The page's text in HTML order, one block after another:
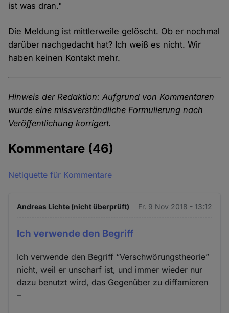
ist was dran."
Die Meldung ist mittlerweile gelöscht. Ob er nochmal
darüber nachgedacht hat? Ich weiß es nicht. Wir
haben keinen Kontakt mehr.
Hinweis der Redaktion: Aufgrund von Kommentaren
wurde eine missverständliche Formulierung nach
Veröffentlichung korrigert.
Kommentare (46)
Netiquette für Kommentare
Andreas Lichte (nicht überprüft) Fr. 9 Nov 2018 - 13:12
Ich verwende den Begriff
Ich verwende den Begriff “Verschwörungstheorie”
nicht, weil er unscharf ist, und immer wieder nur
dazu benutzt wird, das Gegenüber zu diffamieren
–